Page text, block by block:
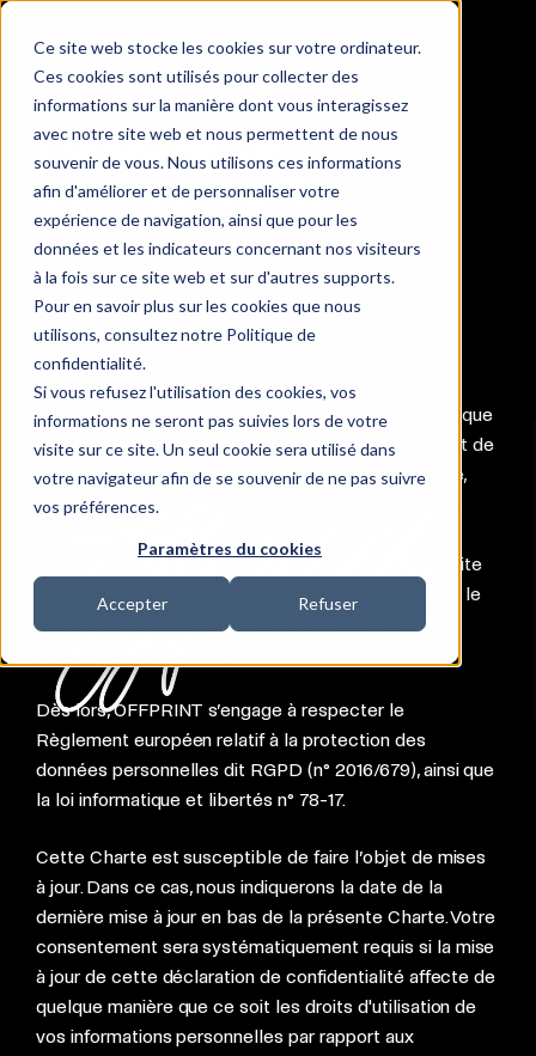
Ce site web stocke les cookies sur votre ordinateur.
Ces cookies sont utilisés pour collecter des
informations sur la manière dont vous interagissez
avec notre site web et nous permettent de nous
souvenir de vous. Nous utilisons ces informations
afin d'améliorer et de personnaliser votre
expérience de navigation, ainsi que pour les
données et les indicateurs concernant nos visiteurs
à la fois sur ce site web et sur d'autres supports.
Pour en savoir plus sur les cookies que nous
utilisons, consultez notre Politique de
confidentialité.
Si vous refusez l'utilisation des cookies, vos
informations ne seront pas suivies lors de votre
visite sur ce site. Un seul cookie sera utilisé dans
votre navigateur afin de se souvenir de ne pas suivre
vos préférences.
Paramètres du cookies
Accepter Refuser
Politique de
confidentialité
La présente charte de protection des données
personnelles (ci-après la « Charte») décrit les
engagements mis en œuvre par OFFPRINT, en tant que
responsable de traitement, afin de veiller au respect de
vos données personnelles. A travers cette Politique,
OFFPRINT souhaite vous informer clairement de la
collectées et utilisées lorsque vous utilisez notre site
internet
Site »), ainsi que dans le
cadre de vos relations, de quelque nature qu’elles
Dès lors, OFFPRINT s’engage à respecter le
Règlement européen relatif à la protection des
données personnelles dit RGPD (n° 2016/679), ainsi que
la loi informatique et libertés n° 78-17.
Cette Charte est susceptible de faire l’objet de mises
à jour. Dans ce cas, nous indiquerons la date de la
dernière mise à jour en bas de la présente Charte. Votre
consentement sera systématiquement requis si la mise
à jour de cette déclaration de confidentialité affecte de
quelque manière que ce soit les droits d'utilisation de
vos informations personnelles par rapport aux